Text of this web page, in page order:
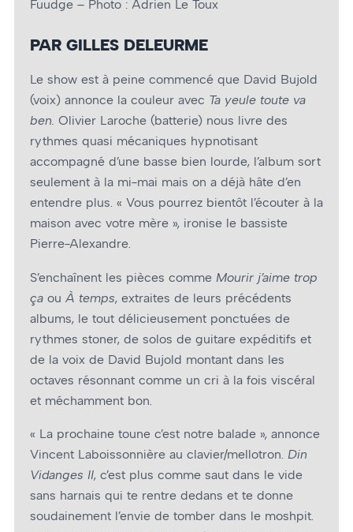
Fuudge – Photo : Adrien Le Toux
PAR GILLES DELEURME
Le show est à peine commencé que David Bujold
(voix) annonce la couleur avec Ta yeule toute va
ben. Olivier Laroche (batterie) nous livre des
rythmes quasi mécaniques hypnotisant
accompagné d’une basse bien lourde, l’album sort
seulement à la mi-mai mais on a déjà hâte d’en
entendre plus. « Vous pourrez bientôt l’écouter à la
maison avec votre mère », ironise le bassiste
Pierre-Alexandre.
S’enchaînent les pièces comme Mourir j’aime trop
ça ou À temps, extraites de leurs précédents
albums, le tout délicieusement ponctuées de
rythmes stoner, de solos de guitare expéditifs et
de la voix de David Bujold montant dans les
octaves résonnant comme un cri à la fois viscéral
et méchamment bon.
« La prochaine toune c’est notre balade », annonce
Vincent Laboissonnière au clavier/mellotron. Din
Vidanges II, c’est plus comme saut dans le vide
sans harnais qui te rentre dedans et te donne
soudainement l’envie de tomber dans le moshpit.